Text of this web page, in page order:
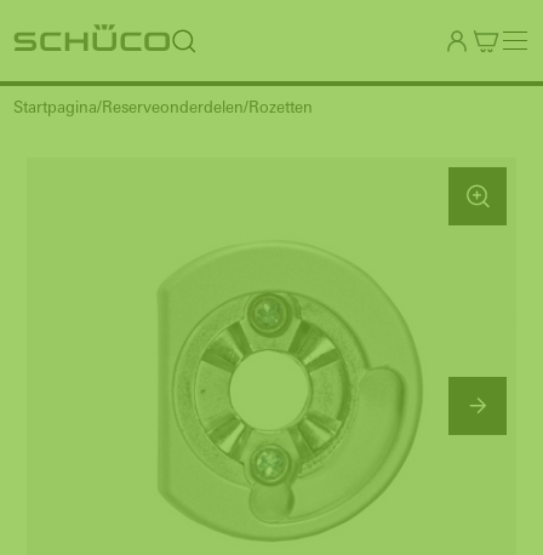
Startpagina Reserveonderdelen Rozetten